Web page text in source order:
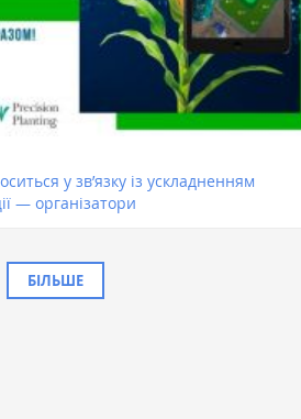
у зв’язку із ускладненням
— організатори
БІЛЬШЕ